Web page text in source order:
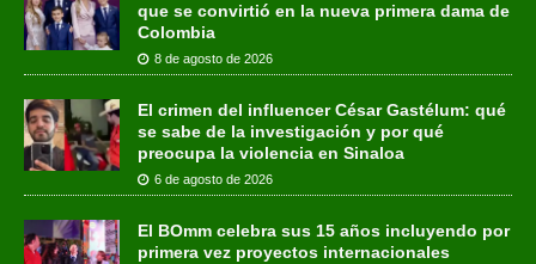
que se convirtió en la nueva primera dama de
Colombia
8 de agosto de 2026
El crimen del influencer César Gastélum: qué
se sabe de la investigación y por qué
preocupa la violencia en Sinaloa
6 de agosto de 2026
El BOmm celebra sus 15 años incluyendo por
primera vez proyectos internacionales